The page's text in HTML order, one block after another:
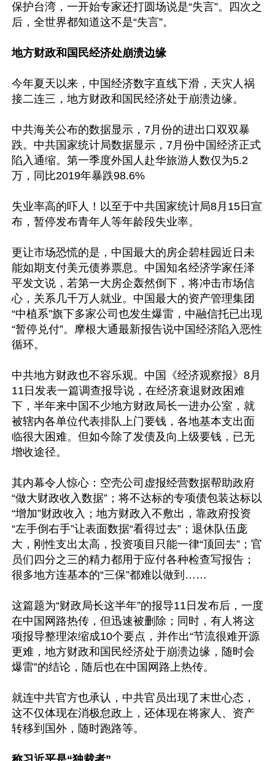
保护台湾，一开始专家还打圆场说是“失言”。四次之
后，全世界都知道这不是“失言”。
地方财政和国民经济处崩溃边缘
今年夏天以来，中国经济数字直线下滑，天灾人祸
接二连三，地方财政和国民经济处于崩溃边缘。
中共海关公布的数据显示，7月份的进出口双双暴
跌。中共国家统计局数据显示，7月份中国经济正式
陷入通缩。第一季度外国人赴华旅游人数仅为5.2
万，同比2019年暴跌98.6%
失业率高的吓人！以至于中共国家统计局8月15日宣
布，暂停发布青年人等年龄段失业率。
更让市场恐慌的是，中国最大的房企碧桂园近日未
能如期支付美元债券票息。中国知名经济学家任泽
平发文说，若第一大房企轰然倒下，将冲击市场信
心，关系几千万人就业。中国最大的资产管理集团
“中植系”旗下多家公司也发生爆雷，中融信托已出现
“暂停兑付”。摩根大通最新报告说中国经济陷入恶性
循环。
中共地方财政也不容乐观。中国《经济观察报》8月
11日发表一篇调查报导说，在经济衰退财政困难
下，半年来中国不少地方财政局长一进办公室，就
被辖内各单位代表排队上门要钱，各地基本支出面
临很大困难。但如今除了发债及向上级要钱，已无
增收途径。
其内幕令人惊心：空壳公司虚报经营数据帮助政府
“做大财政收入数据”；将不达标的专项债包装达标以
“增加”财政收入；地方财政入不敷出，靠政府投资
“左手倒右手”让表面数据“看得过去”；退休队伍庞
大，刚性支出太高，投资项目只能一律“顶回去”；官
员们四分之三的精力都用于应付各种检查写报告；
很多地方连基本的“三保”都难以做到……
这篇题为“财政局长这半年”的报导11日发布后，一度
在中国网路热传，但迅速被删除；同时，有人将这
项报导整理浓缩成10个要点，并作出“节流很难开源
更难，地方财政和国民经济处于崩溃边缘，随时会
爆雷”的结论，随后也在中国网路上热传。
就连中共官方也承认，中共官员出现了末世心态，
这不仅体现在消极怠政上，还体现在将家人、资产
转移到国外，随时跑路等。